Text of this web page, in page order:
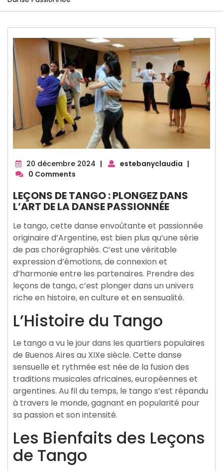
20 décembre 2024 20
| estebanyclaudia |
0 Comments
LEÇONS DE TANGO : PLONGEZ DANS
L’ART DE LA DANSE PASSIONNÉE
Le tango, cette danse envoûtante et passionnée
originaire d’Argentine, est bien plus qu’une série
de pas chorégraphiés. C’est une véritable
expression d’émotions, de connexion et
d’harmonie entre les partenaires. Prendre des
leçons de tango, c’est plonger dans un univers
riche en histoire, en culture et en sensualité.
L’Histoire du Tango
Le tango a vu le jour dans les quartiers populaires
de Buenos Aires au XIXe siècle. Cette danse
sensuelle et rythmée est née de la fusion des
traditions musicales africaines, européennes et
argentines. Au fil du temps, le tango s’est répandu
à travers le monde, gagnant en popularité pour
sa passion et son intensité.
Les Bienfaits des Leçons
de Tango